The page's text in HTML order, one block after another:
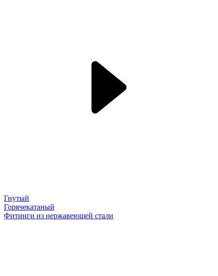
Гнутый
Горячекатаный
Фитинги из нержавеющей стали